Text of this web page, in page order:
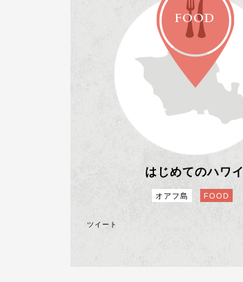
FOOD
はじめてのハワイ
オアフ島 FOOD
ツイート